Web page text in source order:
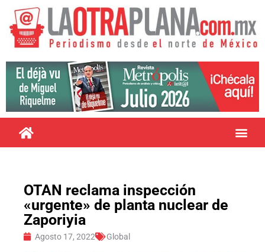
OTAN reclama inspección
«urgente» de planta nuclear de
Zaporiyia
Agosto 17, 2022 Global